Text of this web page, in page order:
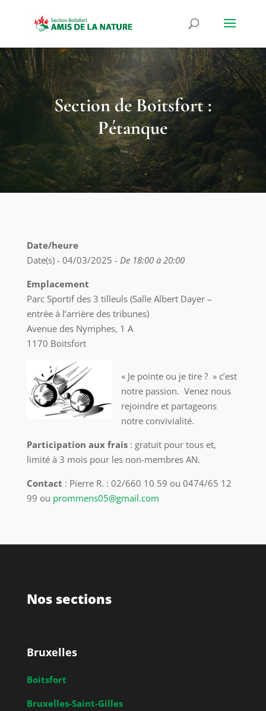
Section de Boitsfort :
Pétanque
Date/heure
Date(s) - 04/03/2025 - De 18:00 à 20:00
Emplacement
Parc Sportif des 3 tilleuls (Salle Albert Dayer –
entrée à l’arrière des tribunes)
Avenue des Nymphes, 1 A
1170 Boitsfort
« Je pointe ou je tire ? » c’est
notre passion. Venez nous
rejoindre et partageons
notre convivialité.
Participation aux frais: gratuit pour tous et,
limité à 3 mois pour les non-membres AN.
Contact : Pierre R. : 02/660 10 59 ou 0474/65 12
99 ou prommens05@gmail.com
Nos sections
Bruxelles
Boitsfort
Bruxelles-Saint-Gilles